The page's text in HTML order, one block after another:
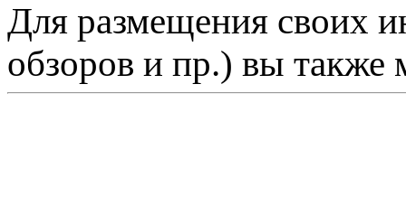
Для размещения своих
обзоров и пр.) вы также